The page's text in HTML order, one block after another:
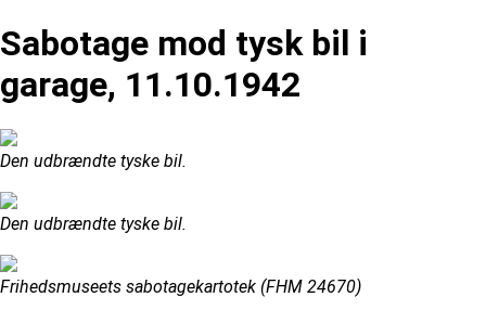
Sabotage mod tysk bil i
garage, 11.10.1942
Den udbrændte tyske bil.
Den udbrændte tyske bil.
Frihedsmuseets sabotagekartotek (FHM 24670)